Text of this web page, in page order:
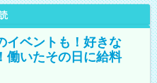
イベントも！好きな
いたその日に給料